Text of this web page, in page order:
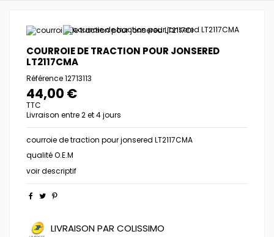
COURROIE DE TRACTION POUR JONSERED
LT2117CMA
Référence12713113
44,00 €
TTC
Livraison entre 2 et 4 jours
courroie de traction pour jonsered LT2117CMA
qualité O.E.M
voir descriptif
LIVRAISON PAR COLISSIMO